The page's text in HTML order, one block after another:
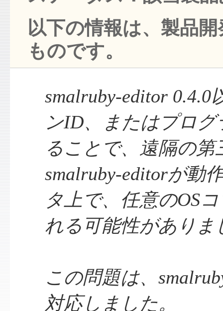
以下の情報は、製品
ものです。
smalruby-editor
ンID、またはプロ
ることで、遠隔の
smalruby-editorが動
タ上で、任意のOS
れる可能性がありま
この問題は、
対応しました。